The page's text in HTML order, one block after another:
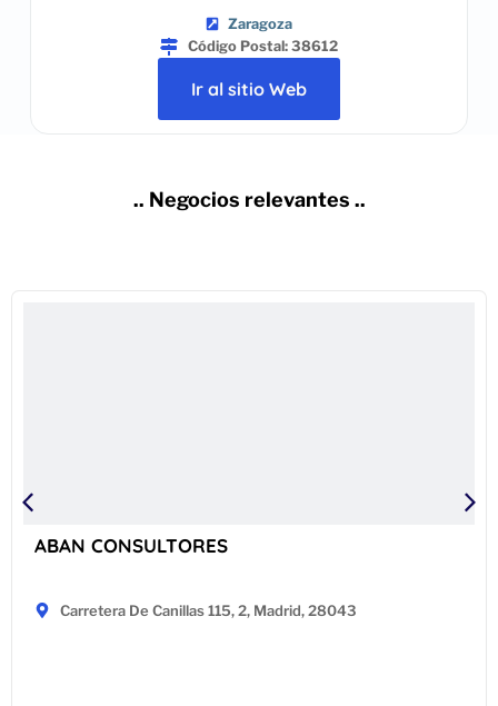
Zaragoza
Código Postal: 38612
Ir al sitio Web
.. Negocios relevantes ..
ABAN CONSULTORES
Carretera De Canillas 115, 2, Madrid, 28043